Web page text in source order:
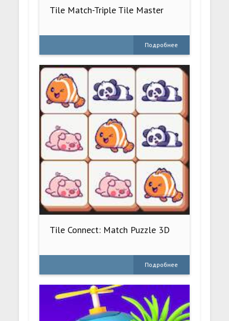
Tile Match-Triple Tile Master
Подробнее
Tile Connect: Match Puzzle 3D
Подробнее